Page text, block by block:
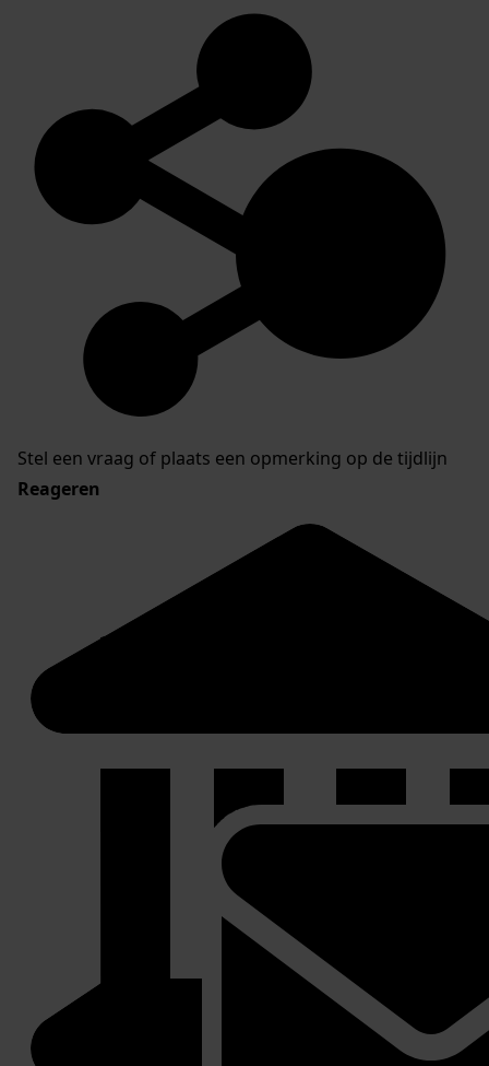
Stel een vraag of plaats een opmerking op de tijdlijn
Reageren